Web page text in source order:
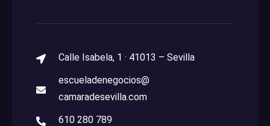
Calle Isabela, 1 · 41013 – Sevilla
escueladenegocios@
camaradesevilla.com
610 280 789